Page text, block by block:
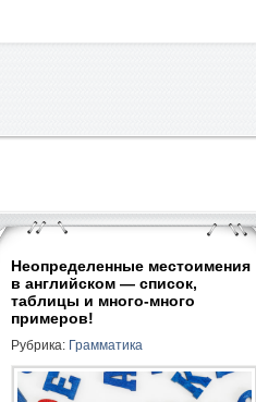
Неопределенные местоимения
в английском — список,
таблицы и много-много
примеров!
Рубрика: Грамматика